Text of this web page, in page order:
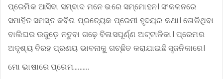
ପ୍ରେମିକ ଆସିବା ସମ୍ବାଦ ମନେ ଭରେ ସମ୍ମୋହନ। ସଂକଳନରେ
ସମାହିତ ସମସ୍ତ କବିତା ପ୍ରତ୍ୟେକ ପ୍ରେମୀ ହୃଦୟର କଥା। ତୋଳିଥିବା
ବାଲିଘର ଉଜୁଡ଼େ ନତୁବା ଗଢ଼େ ବିଳାସପୂର୍ଣ୍ଣ ଅଟ୍ଟାଳିକା। ପ୍ରେମର
ଅଦୃଶ୍ୟ ବିରହ ପ୍ରଣୟ ଭାବନାକୁ ଗଚ୍ଛିତ କରାଯାଇଛି ସୃଜନିକାରେ।
ମୋ ଭାଷାରେ ପ୍ରେମ..........